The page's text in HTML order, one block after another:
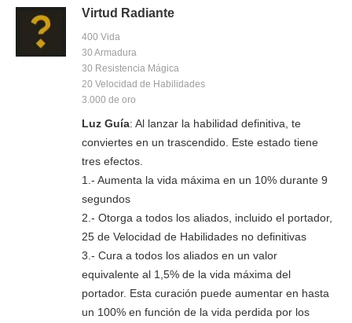
Virtud Radiante
400 Vida
30 Armadura
30 Resistencia Mágica
20 Velocidad de Habilidades
3.000 de oro
Luz Guía: Al lanzar la habilidad definitiva, te
conviertes en un trascendido. Este estado tiene
tres efectos.
1.- Aumenta la vida máxima en un 10% durante 9
segundos
2.- Otorga a todos los aliados, incluido el portador,
25 de Velocidad de Habilidades no definitivas
3.- Cura a todos los aliados en un valor
equivalente al 1,5% de la vida máxima del
portador. Esta curación puede aumentar en hasta
un 100% en función de la vida perdida por los